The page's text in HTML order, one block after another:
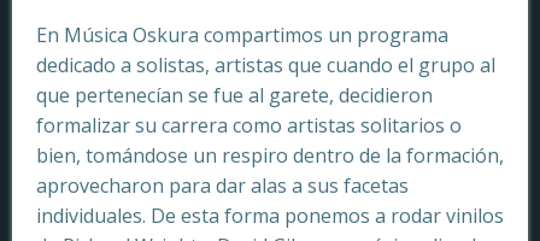
En Música Oskura compartimos un programa
dedicado a solistas, artistas que cuando el grupo al
que pertenecían se fue al garete, decidieron
formalizar su carrera como artistas solitarios o
bien, tomándose un respiro dentro de la formación,
aprovecharon para dar alas a sus facetas
individuales. De esta forma ponemos a rodar vinilos